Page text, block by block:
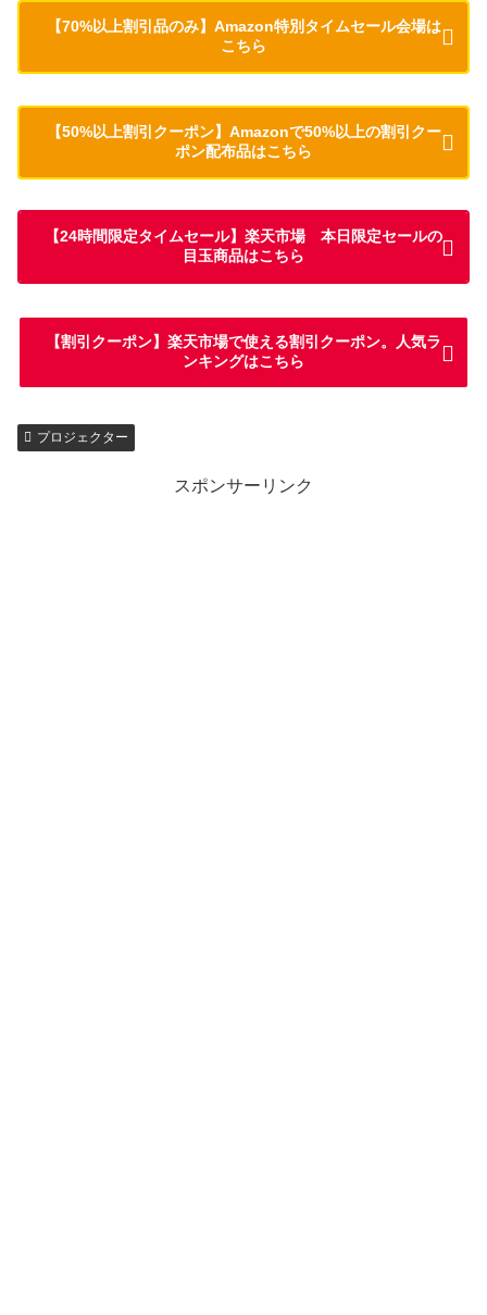
【70%以上割引品のみ】Amazon特別タイムセール会場は
こちら
【50%以上割引クーポン】Amazonで50%以上の割引クー
ポン配布品はこちら
【24時間限定タイムセール】楽天市場 本日限定セールの
目玉商品はこちら
【割引クーポン】楽天市場で使える割引クーポン。人気ラ
ンキングはこちら
プロジェクター
スポンサーリンク